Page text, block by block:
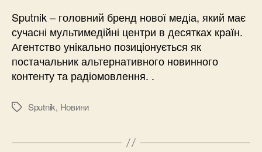
Sputnik – головний бренд нової медіа, який має
сучасні мультимедійні центри в десятках країн.
Агентство унікально позиціонується як
постачальник альтернативного новинного
контенту та радіомовлення. .
Позначки
Sputnik, Новини